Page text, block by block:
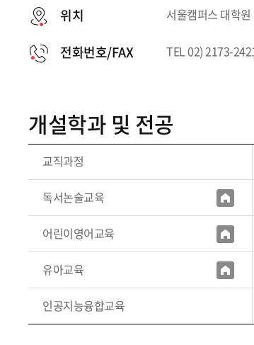
위치 서울캠퍼스 대학
전화번호/FAX TEL 02) 2173-
개설학과 및 전공
교직과정
독서논술교육
어린이영어교육
유아교육
인공지능융합교육